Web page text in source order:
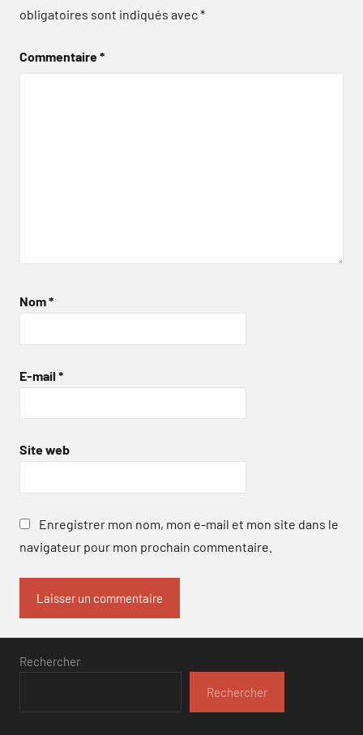
obligatoires sont indiqués avec*
Commentaire*
Nom*
E-mail *
Site web
Enregistrer mon nom, mon e-mail et mon site dans le
navigateur pour mon prochain commentaire.
Rechercher
Rechercher